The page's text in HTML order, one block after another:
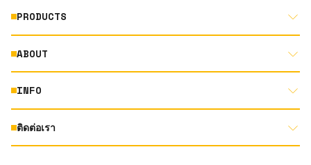
PRODUCTS
MOTORCYCLE
AUTOMOTIVE
ABOUT
ABOUT US
RACING
INFO
DOCUMENT LIBRARY
ติดต่อเรา